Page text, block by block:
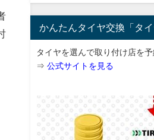
かんたんタイヤ交換「タイ
タイヤを選んで取り付け店を予
⇒ 公式サイトを見る